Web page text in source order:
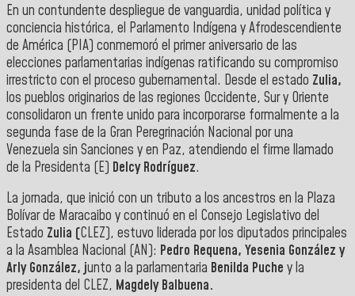
En un contundente despliegue de vanguardia, unidad política y
conciencia histórica, el Parlamento Indígena y Afrodescendiente
de América (PIA) conmemoró el primer aniversario de las
elecciones parlamentarias indígenas ratificando su compromiso
irrestricto con el proceso gubernamental. Desde el estado Zulia,
los pueblos originarios de las regiones Occidente, Sur y Oriente
consolidaron un frente unido para incorporarse formalmente a la
segunda fase de la Gran Peregrinación Nacional por una
Venezuela sin Sanciones y en Paz, atendiendo el firme llamado
de la Presidenta (E) Delcy Rodríguez.
La jornada, que inició con un tributo a los ancestros en la Plaza
Bolívar de Maracaibo y continuó en el Consejo Legislativo del
Estado Zulia (CLEZ), estuvo liderada por los diputados principales
a la Asamblea Nacional (AN): Pedro Requena, Yesenia González y
Arly González, junto a la parlamentaria Benilda Puche y la
presidenta del CLEZ, Magdely Balbuena.